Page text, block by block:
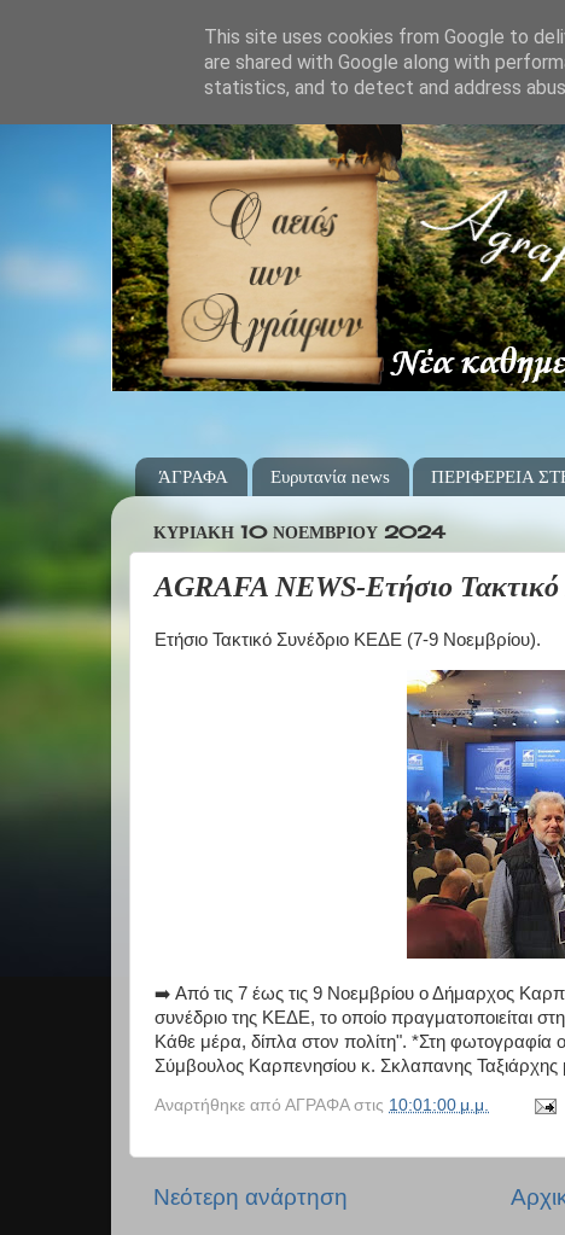
ΆΓΡΑΦΑ Ευρυτανία news ΠΕΡΙΦΕΡΕΙΑ
ΚΥΡΙΑΚΉ 10 ΝΟΕΜΒΡΊΟΥ 2024
AGRAFA NEWS-Ετήσιο
Ετήσιο Τακτικό Συνέδριο ΚΕΔΕ (7-9 Νοεμβρίου).
➡️ Από τις 7 έως τις 9 Νοεμβρίου ο Δήμαρχος
συνέδριο της ΚΕΔΕ, το οποίο πραγματοποιείται
Κάθε μέρα, δίπλα στον πολίτη". *Στη
Σύμβουλος Καρπενησίου κ. Σκλαπανης
Αναρτήθηκε από ΑΓΡΑΦΑ στις 10:01:00 μ.μ.
Νεότερη ανάρτηση
This site uses cookies from Google to
are shared with Google along with
statistics, and to detect and address